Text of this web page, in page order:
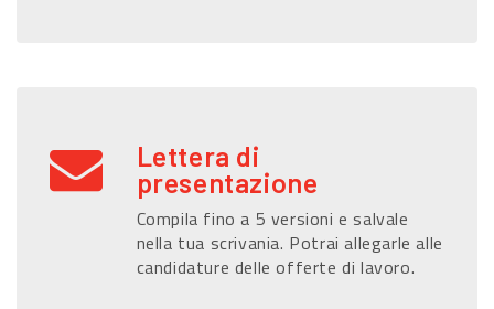
Lettera di
presentazione
Compila fino a 5 versioni e salvale
nella tua scrivania. Potrai allegarle alle
candidature delle offerte di lavoro.